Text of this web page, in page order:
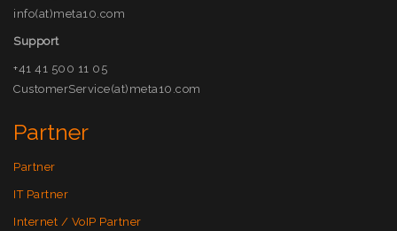
info(at)meta10.com
Support
+41 41 500 11 05
CustomerService(at)meta10.com
Partner
Partner
IT Partner
Internet / VoIP Partner